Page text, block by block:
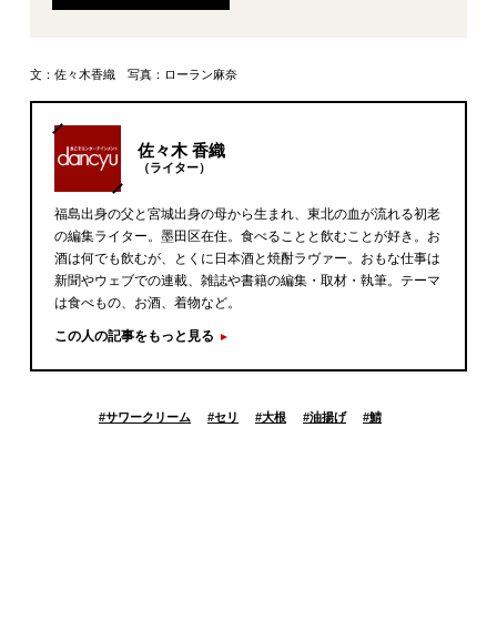
文：佐々木香織 写真：ローラン麻奈
佐々木 香織
（ライター）
福島出身の父と宮城出身の母から生まれ、東北の血が流れる初老
の編集ライター。墨田区在住。食べることと飲むことが好き。お
酒は何でも飲むが、とくに日本酒と焼酎ラヴァー。おもな仕事は
新聞やウェブでの連載、雑誌や書籍の編集・取材・執筆。テーマ
は食べもの、お酒、着物など。
この人の記事をもっと見る
#サワークリーム #セリ #大根 #油揚げ #鯖